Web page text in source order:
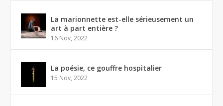
La marionnette est-elle sérieusement un
art à part entière ?
16 Nov, 2022
La poésie, ce gouffre hospitalier
15 Nov, 2022